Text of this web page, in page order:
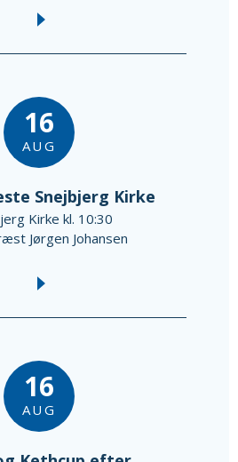
16
AUG
Snejbjerg Kirke
Kirke kl. 10:30
Jørgen Johansen
16
AUG